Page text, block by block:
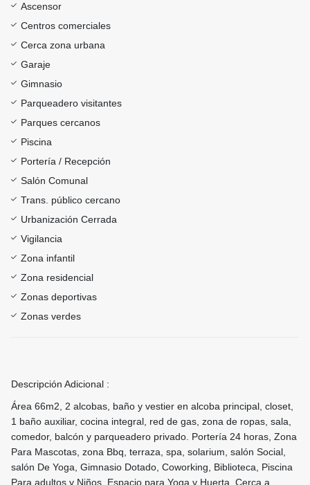
Ascensor
Centros comerciales
Cerca zona urbana
Garaje
Gimnasio
Parqueadero visitantes
Parques cercanos
Piscina
Portería / Recepción
Salón Comunal
Trans. público cercano
Urbanización Cerrada
Vigilancia
Zona infantil
Zona residencial
Zonas deportivas
Zonas verdes
Descripción Adicional :
Área 66m2, 2 alcobas, baño y vestier en alcoba principal, closet,
1 baño auxiliar, cocina integral, red de gas, zona de ropas, sala,
comedor, balcón y parqueadero privado. Portería 24 horas, Zona
Para Mascotas, zona Bbq, terraza, spa, solarium, salón Social,
salón De Yoga, Gimnasio Dotado, Coworking, Biblioteca, Piscina
Para adultos y Niños, Espacio para Yoga y Huerta. Cerca a